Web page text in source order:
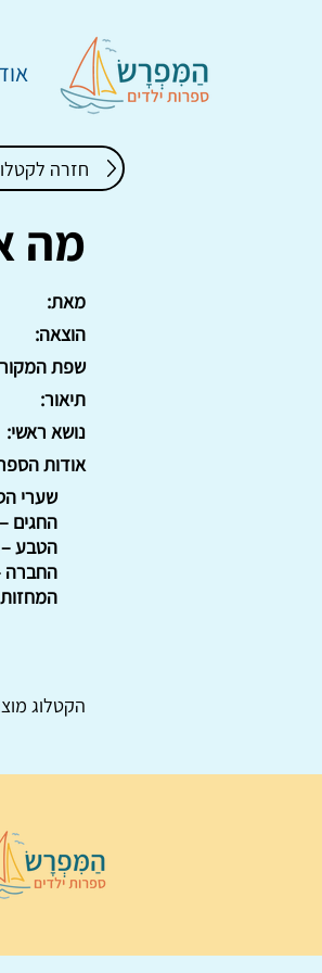
חזרה
מה
מאת:
הוצאה:
שפת
תיאור:
נושא ראשי:
אודות
שערי
החגים
הטבע
החברה
המחזות
הקטלוג